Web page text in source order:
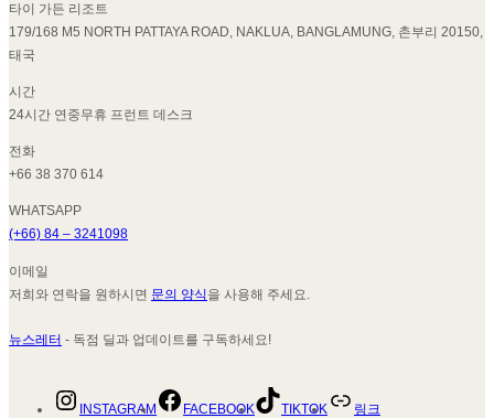
타이 가든 리조트
179/168 M5 NORTH PATTAYA ROAD, NAKLUA, BANGLAMUNG, 촌부리 20150,
태국
시간
24시간 연중무휴 프런트 데스크
전화
+66 38 370 614
WHATSAPP
(+66) 84 – 3241098
이메일
저희와 연락을 원하시면 문의 양식을 사용해 주세요.
뉴스레터 - 독점 딜과 업데이트를 구독하세요!
INSTAGRAM FACEBOOK TIKTOK 링크